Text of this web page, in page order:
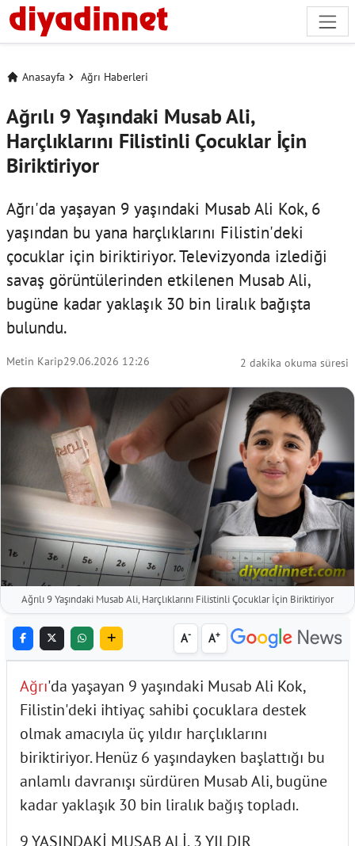
Anasayfa Ağrı Haberleri
Ağrılı 9 Yaşındaki Musab Ali,
Harçlıklarını Filistinli Çocuklar İçin
Biriktiriyor
Ağrı'da yaşayan 9 yaşındaki Musab Ali Kok, 6
yaşından bu yana harçlıklarını Filistin'deki
çocuklar için biriktiriyor. Televizyonda izlediği
savaş görüntülerinden etkilenen Musab Ali,
bugüne kadar yaklaşık 30 bin liralık bağışta
bulundu.
Metin Karip29.06.2026 12:26 2 dakika okuma süresi
Ağrılı 9 Yaşındaki Musab Ali, Harçlıklarını Filistinli Çocuklar İçin Biriktiriyor
A- A+
Ağrı'da yaşayan 9 yaşındaki Musab Ali Kok,
Filistin'deki ihtiyaç sahibi çocuklara destek
olmak amacıyla üç yıldır harçlıklarını
biriktiriyor. Henüz 6 yaşındayken başlattığı bu
anlamlı davranışı sürdüren Musab Ali, bugüne
kadar yaklaşık 30 bin liralık bağış topladı.
9 YAŞINDAKİ MUSAB ALİ, 3 YILDIR